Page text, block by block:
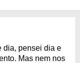
dia, pensei dia e
Mas nem nos